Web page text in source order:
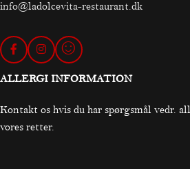
info@ladolcevita-restaurant.dk
ALLERGI INFORMATION
Kontakt os hvis du har spørgsmål vedr.
vores retter.